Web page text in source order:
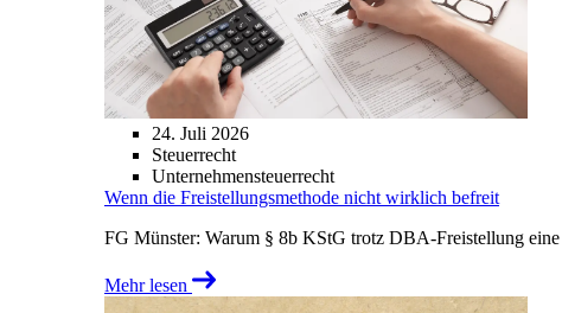
24. Juli 2026
Steuerrecht
Unternehmensteuerrecht
Wenn die Freistellungsmethode nicht wirklich befreit
FG Münster: Warum § 8b KStG trotz DBA-Freistellung
Mehr lesen